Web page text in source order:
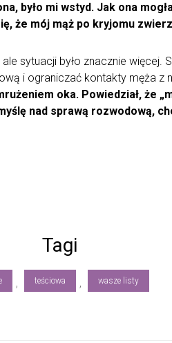
było mi wstyd. Jak ona
że mój mąż po kryjomu
sytuacji było znacznie więcej.
i ograniczać kontakty męża z
oka. Powiedział, że
nad sprawą rozwodową,
Tagi
, teściowa , wasze listy